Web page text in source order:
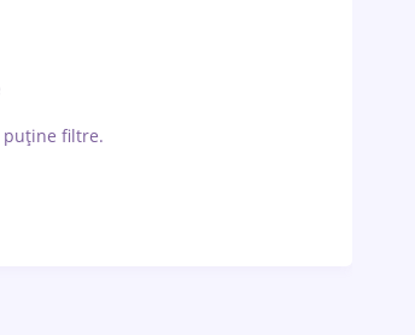
puține filtre.